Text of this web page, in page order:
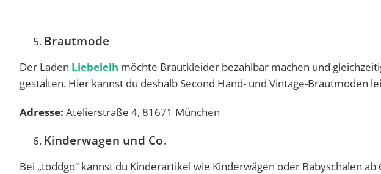
Brautmode
Der Laden Liebeleih möchte Brautkleider bezahlbar machen und
gestalten. Hier kannst du deshalb Second Hand- und Vintage-Brautmoden
Adresse: Atelierstraße 4, 81671 München
Kinderwagen und Co.
Bei „toddgo“ kannst du Kinderartikel wie Kinderwägen oder Babyschalen